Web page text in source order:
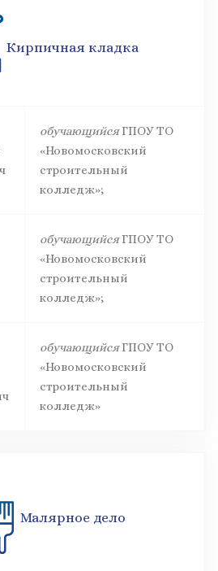
Кирпичная кладка
обучающийсяГПОУ ТО
«Новомосковский
строительный
колледж»;
обучающийсяГПОУ ТО
«Новомосковский
строительный
колледж»;
обучающийсяГПОУ ТО
«Новомосковский
строительный
колледж»
Малярное дело